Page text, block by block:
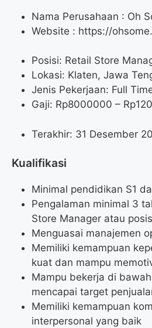
Nama Perusahaan : Oh
Website : https://
Posisi: Retail Store
Lokasi: Klaten, Jawa
Jenis Pekerjaan: Full
Gaji: Rp8000000 – Rp
Terakhir: 31 Desember
Kualifikasi
Minimal pendidikan S1
Pengalaman minimal 3
Store Manager atau
Menguasai manajemen
Memiliki kemampuan
kuat dan mampu
Mampu bekerja di
mencapai target
Memiliki kemampuan
interpersonal yang baik